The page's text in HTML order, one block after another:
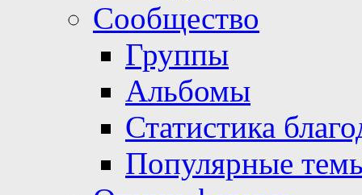
Сообщество
Группы
Альбомы
Статистика
Популярные